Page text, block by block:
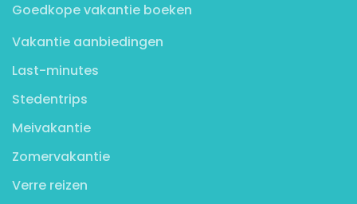
Goedkope vakantie boeken
Vakantie aanbiedingen
Last-minutes
Stedentrips
Meivakantie
Zomervakantie
Verre reizen